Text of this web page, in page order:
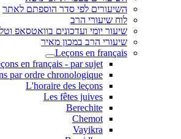
השיעורים לפי סדר הוספתם לאתר
לוח שיעורי הרב
שיעור יומי ועדכונים בוואטסאפ
שיעורי הרב במכון מאיר
Leçons en français
en français - par sujet
par ordre chronologique
L'horaire des leçons
Les fêtes juives
Berechite
Chemot
Vayikra